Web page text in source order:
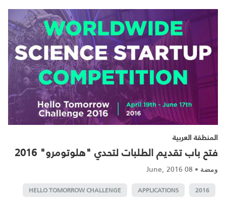
المنطقة العربية
فتح باب تقديم الطلبات لتحدي "هلوتومرو" 2016
ومضة •
08 June, 2016
2016
APPLICATIONS
HELLO TOMORROW CHALLENGE